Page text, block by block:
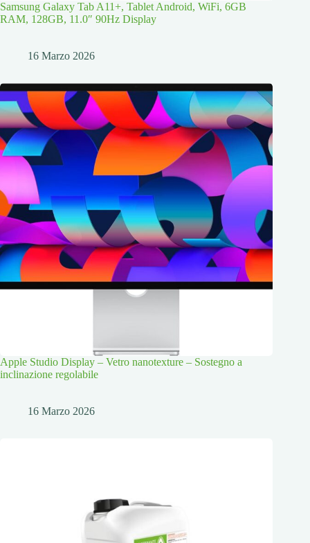
Samsung Galaxy Tab A11+, Tablet Android, WiFi, 6GB
RAM, 128GB, 11.0″ 90Hz Display
16 Marzo 2026
Apple Studio Display – Vetro nanotexture – Sostegno a
inclinazione regolabile
16 Marzo 2026